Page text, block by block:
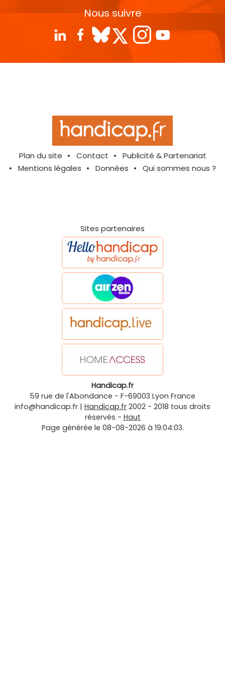
Nous suivre
Plan du site Contact
Publicité & Partenariat
Mentions légales
Données Qui sommes nous ?
Sites partenaires
Handicap.fr
59 rue de l'Abondance - F-69003 Lyon France
info@handicap.fr | Handicap.fr 2002 - 2018 tous droits
réservés - Haut
Page générée le 08-08-2026 à 19:04:03.